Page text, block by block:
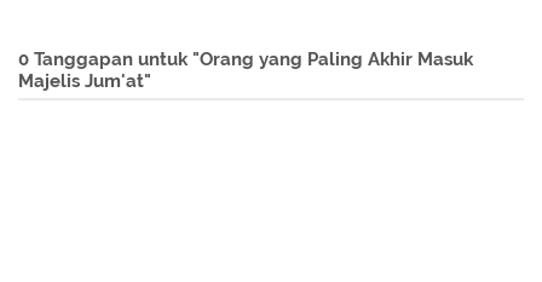
0 Tanggapan untuk "Orang yang Paling Akhir Masuk
Majelis Jum'at"